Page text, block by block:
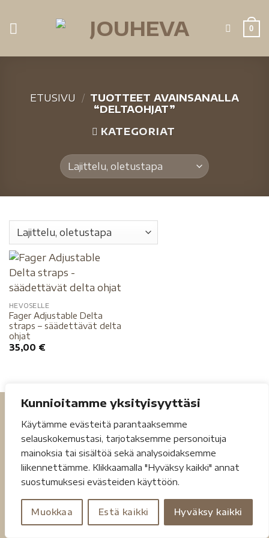
Kunnioitamme yksityisyyttäsi
Käytämme evästeitä parantaaksemme
selauskokemustasi, tarjotaksemme personoituja
mainoksia tai sisältöä sekä analysoidaksemme
liikennettämme. Klikkaamalla "Hyväksy kaikki" annat
suostumuksesi evästeiden käyttöön.
Muokkaa Estä kaikki Hyväksy kaikki
0
ETUSIVU / TUOTTEET AVAINSANALLA
“DELTAOHJAT”
KATEGORIAT
HEVOSELLE
Fager Adjustable Delta
straps – säädettävät delta
ohjat
35,00 €
Tietosuojaseloste Toimitusehdot
Copyright 2026 ©Jouheva.net